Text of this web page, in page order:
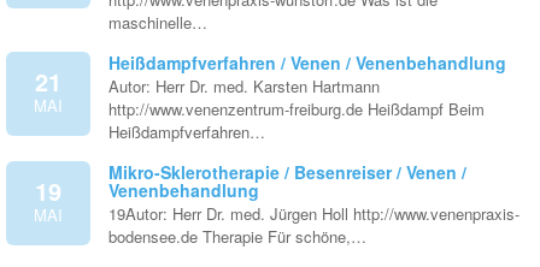
maschinelle…
21
MAI
Heißdampfverfahren / Venen / Venenbehandlung
Autor: Herr Dr. med. Karsten Hartmann
http://www.venenzentrum-freiburg.de Heißdampf Beim
Heißdampfverfahren…
19
MAI
Mikro-Sklerotherapie / Besenreiser / Venen /
Venenbehandlung
19Autor: Herr Dr. med. Jürgen Holl http://www.venenpraxis-
bodensee.de Therapie Für schöne,…